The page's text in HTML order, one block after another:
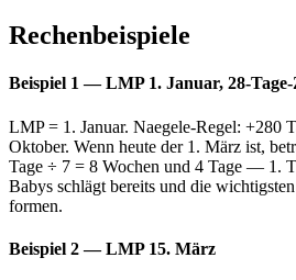
Rechenbeispiele
Beispiel 1 — LMP 1. Januar, 28-
LMP = 1. Januar. Naegele-Regel: +280
Oktober. Wenn heute der 1. März ist,
Tage ÷ 7 = 8 Wochen und 4 Tage — 1.
Babys schlägt bereits und die
formen.
Beispiel 2 — LMP 15. März